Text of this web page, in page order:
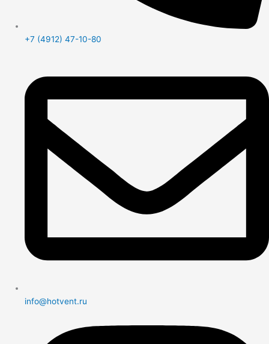
+7 (4912) 47-10-80
info@hotvent.ru